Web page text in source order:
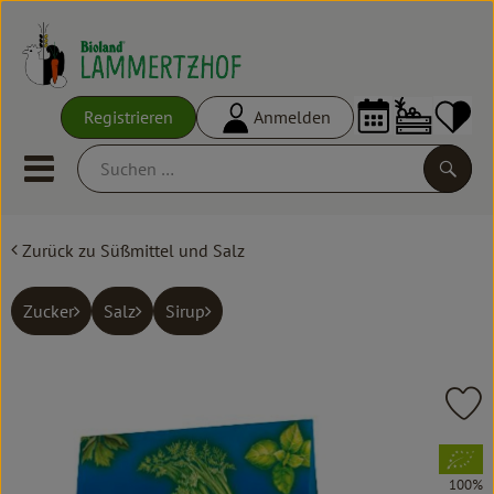
Registrieren Anmelden
Mobiles Menu öffnen oder
Ökokisten
Frisches
Großgebinde
Zurück zu Süßmittel und Salz
Zucker Salz Sirup
, Verband:
100%